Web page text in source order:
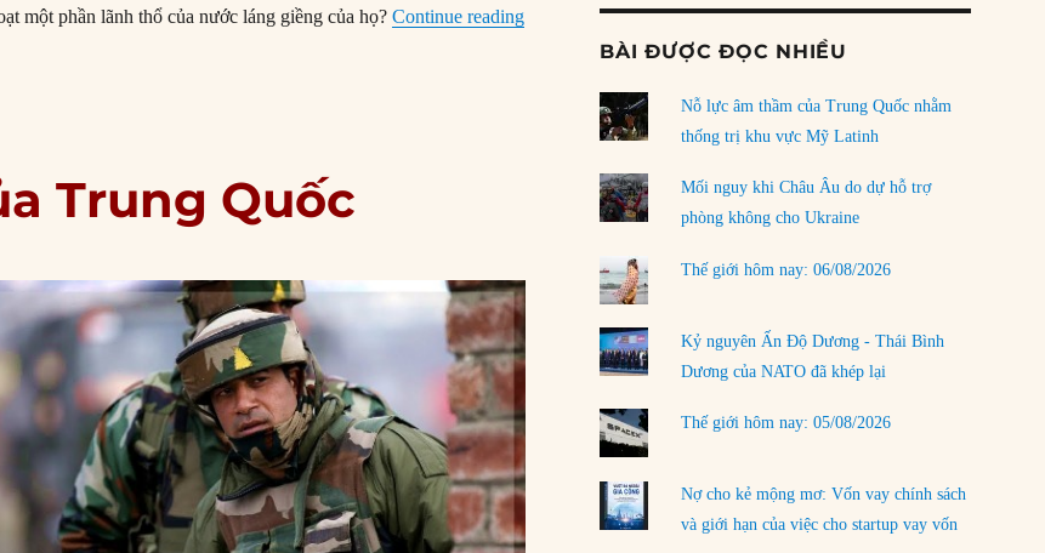
một phần lãnh thổ của nước láng giềng của họ?Continue reading“Chính sách chiếm đoạt đất đai của Trung Quốc ở Bhutan”
Trung Quốc
rủi ro
01/08/2026
31/07/2026
phải chịu đựng?
30/07/2026
Tập tìm cách chôn vùi bê bối chấn động vòng
tròn thân cận của mình
BÀI ĐƯỢC ĐỌC NHIỀU
Nỗ lực âm thầm của Trung Quốc nhằm
thống trị khu vực Mỹ Latinh
Mối nguy khi Châu Âu do dự hỗ trợ
phòng không cho Ukraine
Thế giới hôm nay: 06/08/2026
Kỷ nguyên Ấn Độ Dương - Thái Bình
Dương của NATO đã khép lại
Thế giới hôm nay: 05/08/2026
Nợ cho kẻ mộng mơ: Vốn vay chính sách
và giới hạn của việc cho startup vay vốn